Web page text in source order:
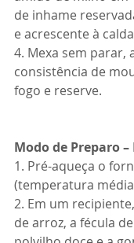
de inhame
e acrescente à
4. Mexa sem parar,
consistência de
fogo e reserve.
Modo de Preparo –
1. Pré-aqueça o
(temperatura
2. Em um
de arroz, a fécula